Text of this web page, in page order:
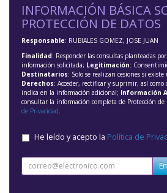
INFORMACIÓN BÁSICA
PROTECCIÓN DE DATOS
Responsable: RUBIALES GOMEZ, JOSE JUAN
Finalidad: Responder las consultas planteadas
información solicitada; Legitimación:
Destinatarios: Solo se realizan cesiones si
Derechos: Acceder, rectificar y suprimir, así como
indica en la información adicional; Información
consultar la información completa de Protección
de Privacidad
He leído y acepto la Política de